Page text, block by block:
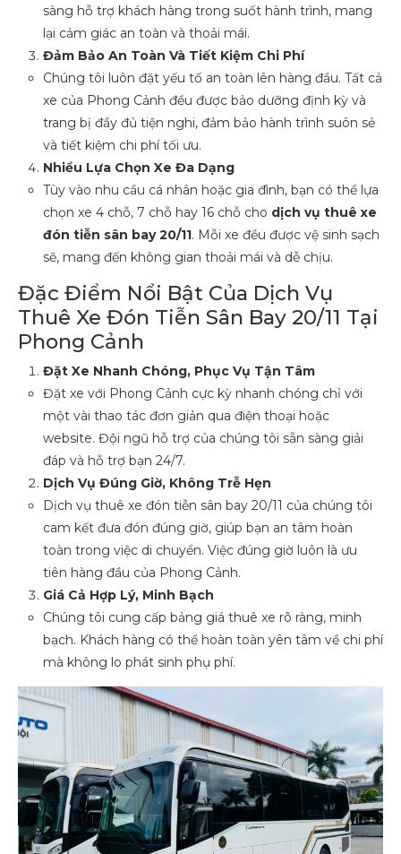
sàng hỗ trợ khách hàng trong suốt hành trình, mang
lại cảm giác an toàn và thoải mái.
Đảm Bảo An Toàn Và Tiết Kiệm Chi Phí
Chúng tôi luôn đặt yếu tố an toàn lên hàng đầu. Tất cả
xe của Phong Cảnh đều được bảo dưỡng định kỳ và
trang bị đầy đủ tiện nghi, đảm bảo hành trình suôn sẻ
và tiết kiệm chi phí tối ưu.
Nhiều Lựa Chọn Xe Đa Dạng
Tùy vào nhu cầu cá nhân hoặc gia đình, bạn có thể lựa
chọn xe 4 chỗ, 7 chỗ hay 16 chỗ cho dịch vụ thuê xe
đón tiễn sân bay 20/11. Mỗi xe đều được vệ sinh sạch
sẽ, mang đến không gian thoải mái và dễ chịu.
Đặc Điểm Nổi Bật Của Dịch Vụ
Thuê Xe Đón Tiễn Sân Bay 20/11 Tại
Phong Cảnh
Đặt Xe Nhanh Chóng, Phục Vụ Tận Tâm
Đặt xe với Phong Cảnh cực kỳ nhanh chóng chỉ với
một vài thao tác đơn giản qua điện thoại hoặc
website. Đội ngũ hỗ trợ của chúng tôi sẵn sàng giải
đáp và hỗ trợ bạn 24/7.
Dịch Vụ Đúng Giờ, Không Trễ Hẹn
Dịch vụ thuê xe đón tiễn sân bay 20/11 của chúng tôi
cam kết đưa đón đúng giờ, giúp bạn an tâm hoàn
toàn trong việc di chuyển. Việc đúng giờ luôn là ưu
tiên hàng đầu của Phong Cảnh.
Giá Cả Hợp Lý, Minh Bạch
Chúng tôi cung cấp bảng giá thuê xe rõ ràng, minh
bạch. Khách hàng có thể hoàn toàn yên tâm về chi phí
mà không lo phát sinh phụ phí.